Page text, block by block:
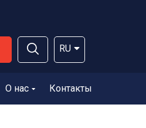
RU
О нас Контакты